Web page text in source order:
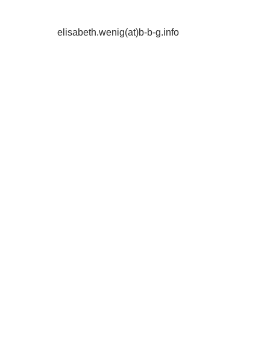
elisabeth.wenig(at)b-b-g.info